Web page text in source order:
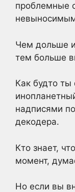
проблемные
Чем дольше
тем больше
Как будто
надписями
декодера.
Кто знает,
момент,
Но если вы